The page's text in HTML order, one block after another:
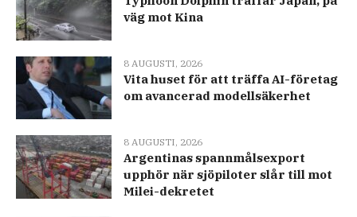
väg mot Kina
8 AUGUSTI, 2026
Vita huset för att träffa AI-företag
om avancerad modellsäkerhet
8 AUGUSTI, 2026
Argentinas spannmålsexport
upphör när sjöpiloter slår till mot
Milei-dekretet